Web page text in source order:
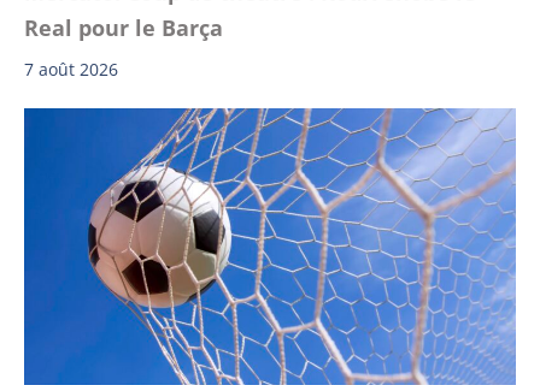
Real pour le Barça
7 août 2026